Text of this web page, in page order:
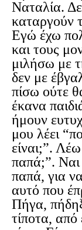
Ναταλία.
καταργούν
Εγώ έχω
και τους
μιλήσω με
δεν με
πίσω ούτε
έκανα
ήμουν
μου λέει
είναι;”.
παπά;”. Ναι
παπά, για
αυτό που
Πήγα,
τίποτα, από